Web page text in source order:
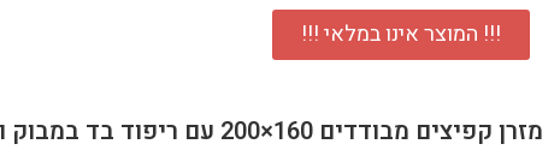
!!! המוצר אינו במלאי !!!
מזרן קפיצים מבודדים 160×200 עם ריפוד בד במבוק ושכבת לטקס AMBASSADOR דגם ספא